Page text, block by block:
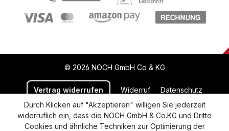
© 2026 NOCH GmbH Co & KG
Vertrag widerrufen Widerruf Datenschutz
Versand und Zahlung AGB
Impressum
Cookie-Einstellungen
Barrierefreiheitserklärung
Durch Klicken auf "Akzeptieren" willigen Sie jederzeit
widerruflich ein, dass die NOCH GmbH & Co.KG und Dritte
Cookies und ähnliche Techniken zur Optimierung der